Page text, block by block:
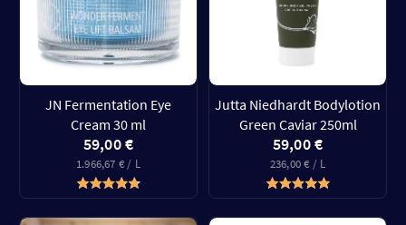
JN Fermentation Eye
Cream 30 ml
59,00 €
1.966,67 € / L
Jutta Niedhardt Bodylotion
Green Caviar 250ml
59,00 €
236,00 € / L